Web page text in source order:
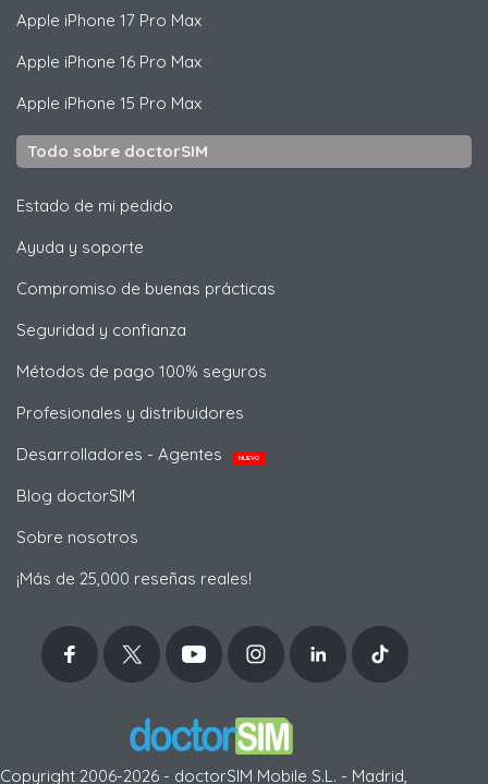
Apple iPhone 17 Pro Max
Apple iPhone 16 Pro Max
Apple iPhone 15 Pro Max
Todo sobre doctorSIM
Estado de mi pedido
Ayuda y soporte
Compromiso de buenas prácticas
Seguridad y confianza
Métodos de pago 100% seguros
Profesionales y distribuidores
Desarrolladores - Agentes
NUEVO
Blog doctorSIM
Sobre nosotros
¡Más de 25,000 reseñas reales!
Copyright 2006-2026 - doctorSIM Mobile S.L. - Madrid,